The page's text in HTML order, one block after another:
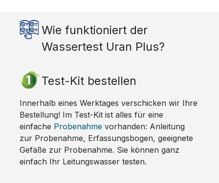
Wie funktioniert der
Wassertest Uran Plus?
Test-Kit bestellen
Innerhalb eines Werktages verschicken wir Ihre
Bestellung! Im Test-Kit ist alles für eine
einfache Probenahme vorhanden: Anleitung
zur Probenahme, Erfassungsbogen, geeignete
Gefäße zur Probenahme. Sie können ganz
einfach Ihr Leitungswasser testen.